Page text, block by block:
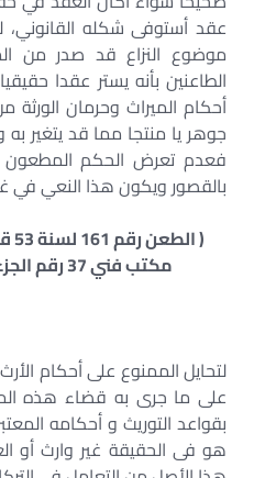
عقد أستوفى شكله
موضوع النزاع قد صدر من
الطاعنين بأنه يستر عقدا
أحكام الميراث وحرمان
جوهر يا منتجا مما قد يتغير
فعدم تعرض الحكم المطعون
بالقصور ويكون هذا النعي في
مكتب فني 37 رقم الجزء 2 رقم الصفحة 828 )
لتحايل الممنوع على أحكام
على ما جرى به قضاء هذه
بقواعد التوريث و أحكامه
هو فى الحقيقة غير وارث أو